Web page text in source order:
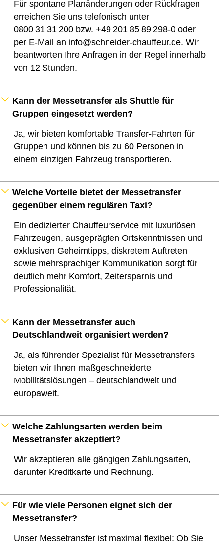
Für spontane Planänderungen oder Rückfragen
erreichen Sie uns telefonisch unter
0800 31 31 200 bzw. +49 201 85 89 298‑0 oder
per E‑Mail an info@schneider-chauffeur.de. Wir
beantworten Ihre Anfragen in der Regel innerhalb
von 12 Stunden.
Kann der Messetransfer als Shuttle für
Gruppen eingesetzt werden?
Ja, wir bieten komfortable Transfer‑Fahrten für
Gruppen und können bis zu 60 Personen in
einem einzigen Fahrzeug transportieren.
Welche Vorteile bietet der Messetransfer
gegenüber einem regulären Taxi?
Ein dedizierter Chauffeurservice mit luxuriösen
Fahrzeugen, ausgeprägten Ortskenntnissen und
exklusiven Geheimtipps, diskretem Auftreten
sowie mehrsprachiger Kommunikation sorgt für
deutlich mehr Komfort, Zeitersparnis und
Professionalität.
Kann der Messetransfer auch
Deutschlandweit organisiert werden?
Ja, als führender Spezialist für Messetransfers
bieten wir Ihnen maßgeschneiderte
Mobilitätslösungen – deutschlandweit und
europaweit.
Welche Zahlungsarten werden beim
Messetransfer akzeptiert?
Wir akzeptieren alle gängigen Zahlungsarten,
darunter Kreditkarte und Rechnung.
Für wie viele Personen eignet sich der
Messetransfer?
Unser Messetransfer ist maximal flexibel: Ob Sie